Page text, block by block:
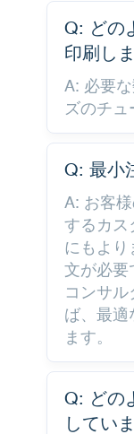
Q: どの
印刷し
A: 必要
ズのチュ
Q: 最小
A: お客
するカス
にもより
文が必要
コンサ
ば、最適
ます。
Q: どの
してい